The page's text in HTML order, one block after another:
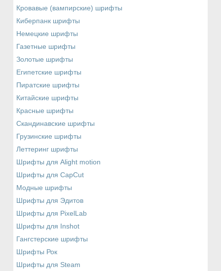
Кровавые (вампирские) шрифты
Киберпанк шрифты
Немецкие шрифты
Газетные шрифты
Золотые шрифты
Египетские шрифты
Пиратские шрифты
Китайские шрифты
Красные шрифты
Скандинавские шрифты
Грузинские шрифты
Леттеринг шрифты
Шрифты для Alight motion
Шрифты для CapCut
Модные шрифты
Шрифты для Эдитов
Шрифты для PixelLab
Шрифты для Inshot
Гангстерские шрифты
Шрифты Рок
Шрифты для Steam